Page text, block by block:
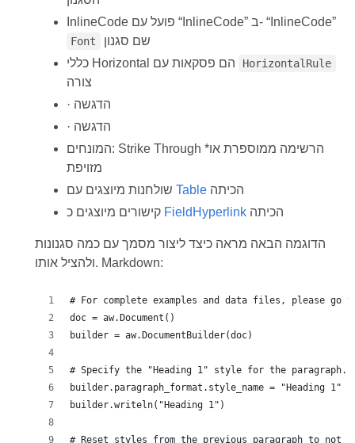
InlineCode פועל עם “InlineCode” ב- “InlineCode”
Font
שם סגנון
HorizontalRule
צורה
· הדגשה
· הדגשה
המונחים: Strike Through *הרשימה ממוספרת או
מזויפת
Table הכיתה
קישורים מיוצגים כ FieldHyperlink הכיתה
הדוגמה הבאה מראה כיצד ליצור מסמך עם כמה סגנונות
ולהציל אותו. Markdown:
# For complete examples and data files, please go
doc = aw.Document()
builder = aw.DocumentBuilder(doc)
# Specify the "Heading 1" style for the paragraph.
builder.paragraph_format.style_name = "Heading 1"
builder.writeln("Heading 1")
# Reset styles from the previous paragraph to not